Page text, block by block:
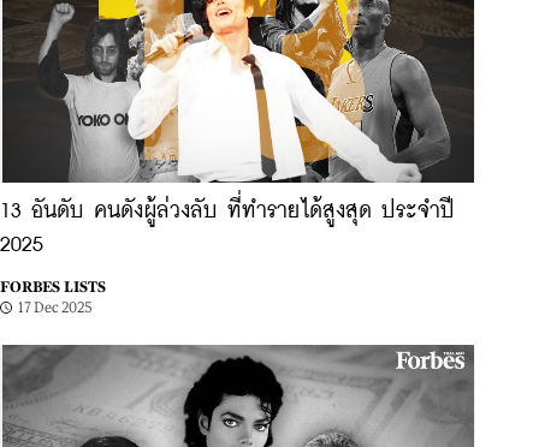
13 อันดับ คนดังผู้ล่วงลับ ที่ทำรายได้สูงสุด ประจำปี
2025
FORBES LISTS
17 Dec 2025